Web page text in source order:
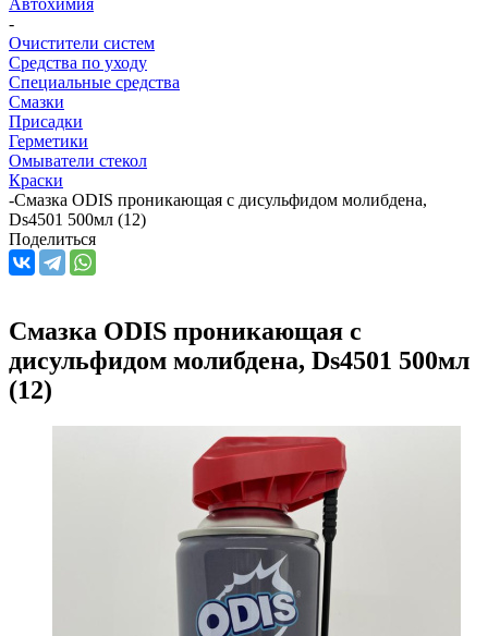
-
Очистители систем
Средства по уходу
Специальные средства
Смазки
Присадки
Герметики
Омыватели стекол
Краски
-Смазка ODIS проникающая с дисульфидом молибдена,
Ds4501 500мл (12)
Поделиться
Смазка ODIS проникающая с
дисульфидом молибдена, Ds4501 500мл
(12)